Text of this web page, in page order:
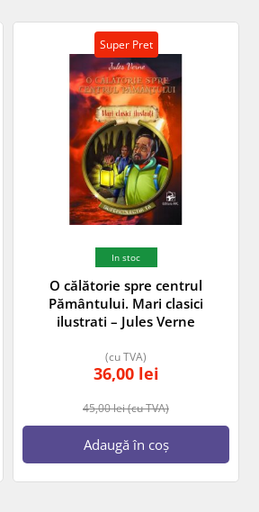
Super Pret
In stoc
O călătorie spre centrul
Pământului. Mari clasici
ilustrati – Jules Verne
45,00lei(cu TVA)
36,00 lei
(cu TVA)
Adaugă în coș